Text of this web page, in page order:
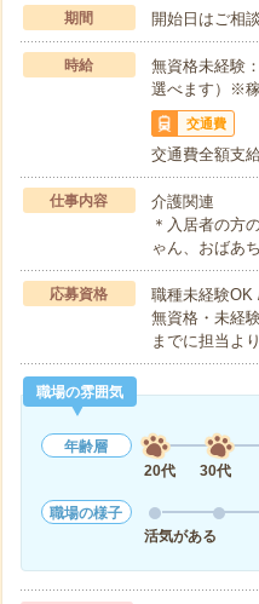
期間 開始日はご相
時給
無資格未経験
選べます）※稼
交通費
交通費全額支
仕事内容
介護関連
＊入居者の方
ゃん、おばあ
応募資格
職種未経験OK
無資格・未経
までに担当よ
職場の雰囲気
年齢層
20代
30代
職場の様子
活気がある